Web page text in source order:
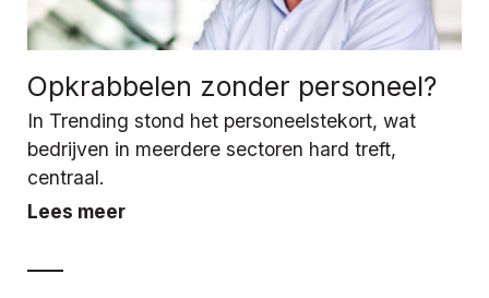
Opkrabbelen zonder personeel?
In Trending stond het personeelstekort, wat
bedrijven in meerdere sectoren hard treft,
centraal.
Lees meer